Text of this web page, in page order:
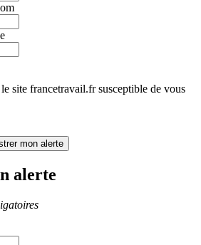
site francetravail.fr susceptible de vous
mon alerte
alerte